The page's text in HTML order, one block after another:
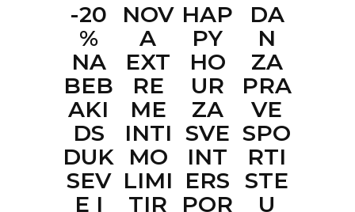
-20
%
NA
BEB
AKI
DS
DUK
SEV
E I
NOV
A
EXT
RE
ME
INTI
MO
LIMI
TIR
HAP
PY
HO
UR
ZA
SVE
INT
ERS
POR
DA
N
ZA
PRA
VE
SPO
RTI
STE
U